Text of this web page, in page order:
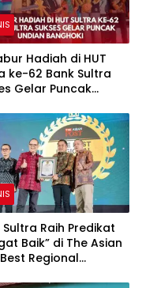
Hadiah di HUT
ke-62 Bank Sultra
Gelar Puncak
Sultra Raih Predikat
Baik” di The Asian
Regional